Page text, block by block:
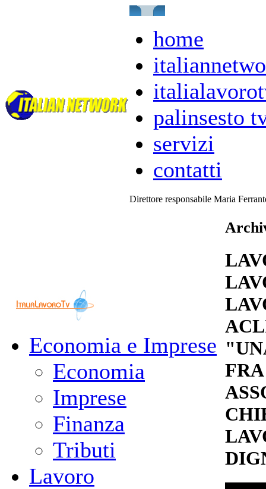
home
palinsesto
servizi
contatti
Direttore responsabile Maria
Economia e Imprese
Economia
Imprese
Finanza
Tributi
Lavoro